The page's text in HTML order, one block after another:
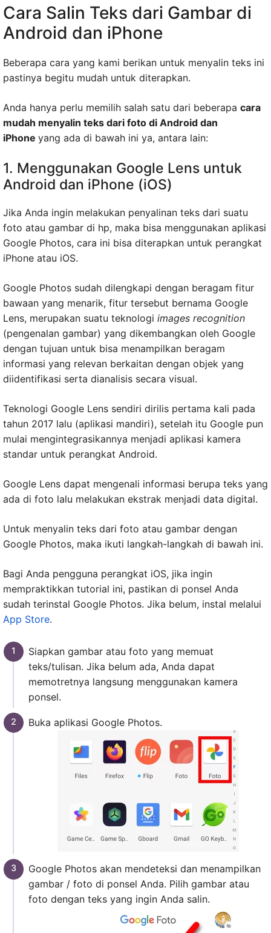
Cara Salin Teks dari Gambar di
Android dan iPhone
Beberapa cara yang kami berikan untuk menyalin teks ini
pastinya begitu mudah untuk diterapkan.
Anda hanya perlu memilih salah satu dari beberapa cara
mudah menyalin teks dari foto di Android dan
iPhone yang ada di bawah ini ya, antara lain:
1. Menggunakan Google Lens untuk
Android dan iPhone (iOS)
Jika Anda ingin melakukan penyalinan teks dari suatu
foto atau gambar di hp, maka bisa menggunakan aplikasi
Google Photos, cara ini bisa diterapkan untuk perangkat
iPhone atau iOS.
Google Photos sudah dilengkapi dengan beragam fitur
bawaan yang menarik, fitur tersebut bernama Google
Lens, merupakan suatu teknologi images recognition
(pengenalan gambar) yang dikembangkan oleh Google
dengan tujuan untuk bisa menampilkan beragam
informasi yang relevan berkaitan dengan objek yang
diidentifikasi serta dianalisis secara visual.
Teknologi Google Lens sendiri dirilis pertama kali pada
tahun 2017 lalu (aplikasi mandiri), setelah itu Google pun
mulai mengintegrasikannya menjadi aplikasi kamera
standar untuk perangkat Android.
Google Lens dapat mengenali informasi berupa teks yang
ada di foto lalu melakukan ekstrak menjadi data digital.
Untuk menyalin teks dari foto atau gambar dengan
Google Photos, maka ikuti langkah-langkah di bawah ini.
Bagi Anda pengguna perangkat iOS, jika ingin
mempraktikkan tutorial ini, pastikan di ponsel Anda
sudah terinstal Google Photos. Jika belum, instal melalui
App Store.
Siapkan gambar atau foto yang memuat
teks/tulisan. Jika belum ada, Anda dapat
memotretnya langsung menggunakan kamera
ponsel.
Buka aplikasi Google Photos.
Google Photos akan mendeteksi dan menampilkan
gambar / foto di ponsel Anda. Pilih gambar atau
foto dengan teks yang ingin Anda salin.